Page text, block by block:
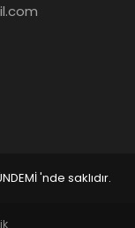
'nde saklıdır.